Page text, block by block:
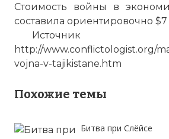
Стоимость войны в
составила ориентировочно
http://www.conflictologist.org/
vojna-v-tajikistane.htm
Похожие темы
Битва при Слёйсе